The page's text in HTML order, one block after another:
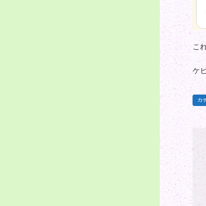
こ
ケ
カ